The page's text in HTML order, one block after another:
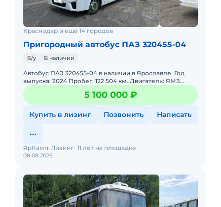
Краснодар и ещё 14 городов
Пригородный автобус ПАЗ 320455-04
Б/у В наличии
Автобус ПАЗ 320455-04 в наличии в Ярославле. Год
выпуска: 2024 Пробег: 122 504 км. Двигатель: ЯМЗ
53423, Eвро-3, 168,9 л.с., дизельный Количество мест
для
5 100 000 ₽
Купить в лизинг Позвонить Написать
08.08.2026
ЯрКамп-Лизинг 11 лет на площадке